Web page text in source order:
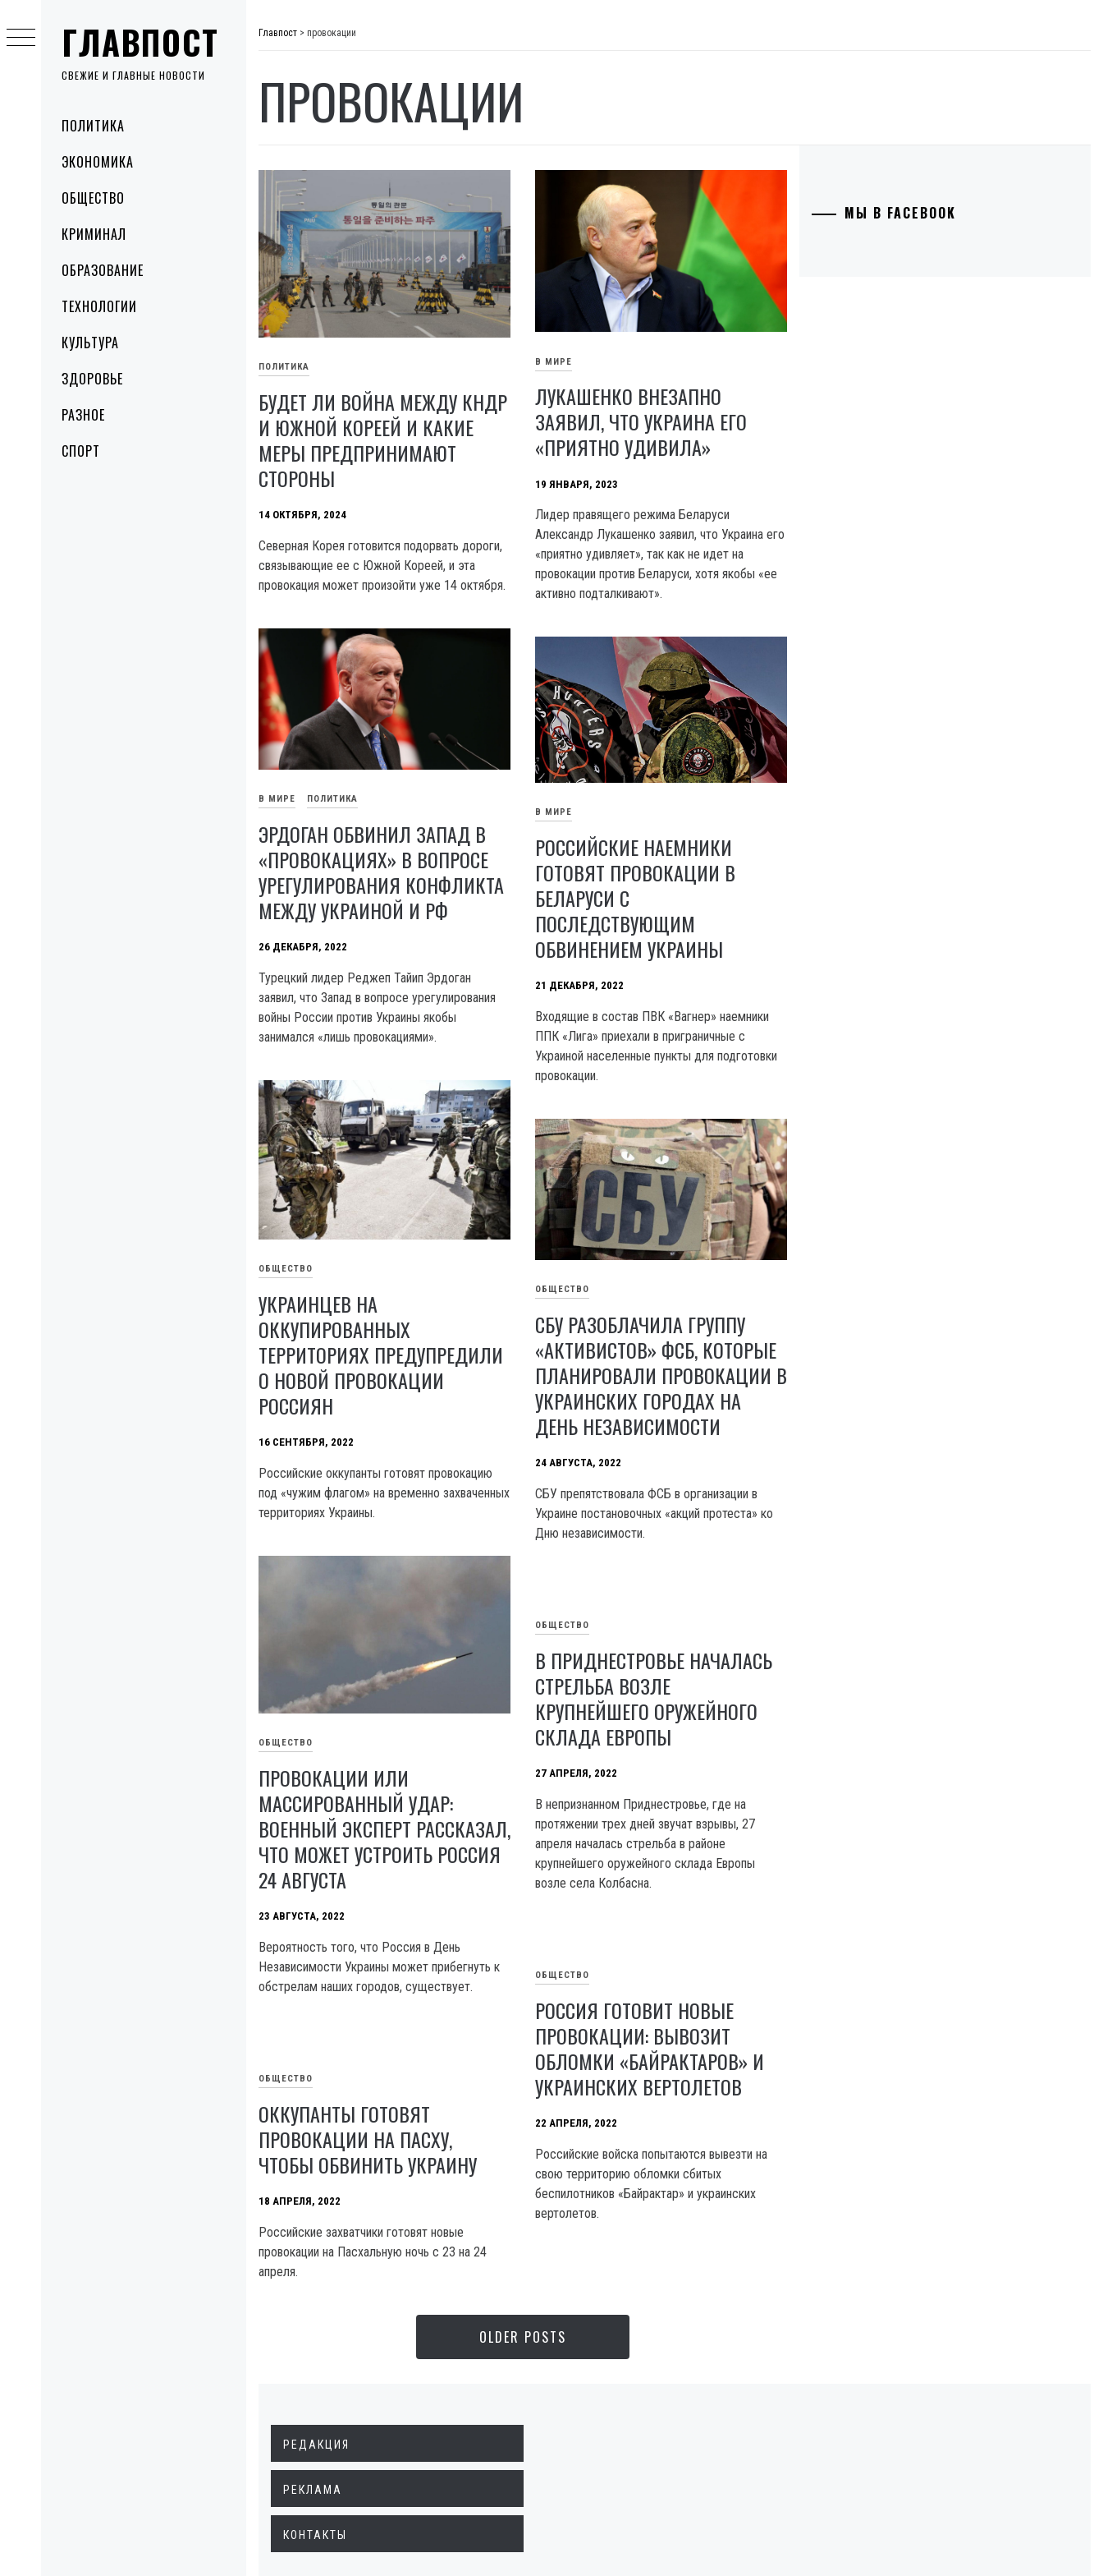
ГЛАВПОСТ
СВЕЖИЕ И ГЛАВНЫЕ НОВОСТИ
MenuПОЛИТИКА
ЭКОНОМИКА
ОБЩЕСТВО
КРИМИНАЛ
ОБРАЗОВАНИЕ
ТЕХНОЛОГИИ
КУЛЬТУРА
ЗДОРОВЬЕ
РАЗНОЕ
СПОРТ
to
content
Главпост > провокации
ПРОВОКАЦИИ
ПОЛИТИКА
БУДЕТ ЛИ ВОЙНА МЕЖДУ КНДР
И ЮЖНОЙ КОРЕЕЙ И КАКИЕ
МЕРЫ ПРЕДПРИНИМАЮТ
СТОРОНЫ
14 ОКТЯБРЯ, 2024
Северная Корея готовится подорвать дороги,
связывающие ее с Южной Кореей, и эта
провокация может произойти уже 14 октября.
В МИРЕ
ЛУКАШЕНКО ВНЕЗАПНО
ЗАЯВИЛ, ЧТО УКРАИНА ЕГО
«ПРИЯТНО УДИВИЛА»
19 ЯНВАРЯ, 2023
Лидер правящего режима Беларуси
Александр Лукашенко заявил, что Украина его
«приятно удивляет», так как не идет на
провокации против Беларуси, хотя якобы «ее
активно подталкивают».
В МИРЕ ПОЛИТИКА
ЭРДОГАН ОБВИНИЛ ЗАПАД В
«ПРОВОКАЦИЯХ» В ВОПРОСЕ
УРЕГУЛИРОВАНИЯ КОНФЛИКТА
МЕЖДУ УКРАИНОЙ И РФ
26 ДЕКАБРЯ, 2022
Турецкий лидер Реджеп Тайип Эрдоган
заявил, что Запад в вопросе урегулирования
войны России против Украины якобы
занимался «лишь провокациями».
В МИРЕ
РОССИЙСКИЕ НАЕМНИКИ
ГОТОВЯТ ПРОВОКАЦИИ В
БЕЛАРУСИ С
ПОСЛЕДСТВУЮЩИМ
ОБВИНЕНИЕМ УКРАИНЫ
21 ДЕКАБРЯ, 2022
Входящие в состав ПВК «Вагнер» наемники
ППК «Лига» приехали в приграничные с
Украиной населенные пункты для подготовки
провокации.
ОБЩЕСТВО
УКРАИНЦЕВ НА
ОККУПИРОВАННЫХ
ТЕРРИТОРИЯХ ПРЕДУПРЕДИЛИ
О НОВОЙ ПРОВОКАЦИИ
РОССИЯН
16 СЕНТЯБРЯ, 2022
Российские оккупанты готовят провокацию
под «чужим флагом» на временно захваченных
территориях Украины.
ОБЩЕСТВО
СБУ РАЗОБЛАЧИЛА ГРУППУ
«АКТИВИСТОВ» ФСБ, КОТОРЫЕ
ПЛАНИРОВАЛИ ПРОВОКАЦИИ В
УКРАИНСКИХ ГОРОДАХ НА
ДЕНЬ НЕЗАВИСИМОСТИ
24 АВГУСТА, 2022
СБУ препятствовала ФСБ в организации в
Украине постановочных «акций протеста» ко
Дню независимости.
ОБЩЕСТВО
ПРОВОКАЦИИ ИЛИ
МАССИРОВАННЫЙ УДАР:
ВОЕННЫЙ ЭКСПЕРТ РАССКАЗАЛ,
ЧТО МОЖЕТ УСТРОИТЬ РОССИЯ
24 АВГУСТА
23 АВГУСТА, 2022
Вероятность того, что Россия в День
Независимости Украины может прибегнуть к
обстрелам наших городов, существует.
ОБЩЕСТВО
В ПРИДНЕСТРОВЬЕ НАЧАЛАСЬ
СТРЕЛЬБА ВОЗЛЕ
КРУПНЕЙШЕГО ОРУЖЕЙНОГО
СКЛАДА ЕВРОПЫ
27 АПРЕЛЯ, 2022
В непризнанном Приднестровье, где на
протяжении трех дней звучат взрывы, 27
апреля началась стрельба в районе
крупнейшего оружейного склада Европы
возле села Колбасна.
ОБЩЕСТВО
РОССИЯ ГОТОВИТ НОВЫЕ
ПРОВОКАЦИИ: ВЫВОЗИТ
ОБЛОМКИ «БАЙРАКТАРОВ» И
УКРАИНСКИХ ВЕРТОЛЕТОВ
22 АПРЕЛЯ, 2022
Российские войска попытаются вывезти на
свою территорию обломки сбитых
беспилотников «Байрактар» и украинских
вертолетов.
ОБЩЕСТВО
ОККУПАНТЫ ГОТОВЯТ
ПРОВОКАЦИИ НА ПАСХУ,
ЧТОБЫ ОБВИНИТЬ УКРАИНУ
18 АПРЕЛЯ, 2022
Российские захватчики готовят новые
провокации на Пасхальную ночь с 23 на 24
апреля.
OLDER POSTS
МЫ В FACEBOOK
РЕДАКЦИЯ
РЕКЛАМА
КОНТАКТЫ